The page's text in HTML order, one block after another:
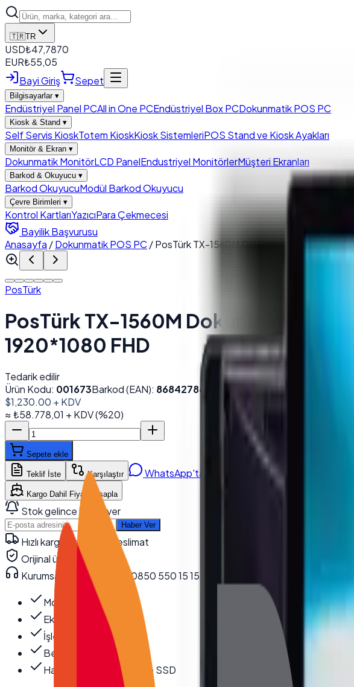
🇹🇷TR
USD₺47,7870
EUR₺55,05
Bayi Giriş
Sepet
Bilgisayarlar ▾
Endüstriyel Panel PCAll in One PCEndüstriyel Box PCDokunmatik POS PC
Kiosk & Stand ▾
Self Servis KioskTotem KioskKiosk SistemleriPOS Stand ve Kiosk Ayakları
Monitör & Ekran ▾
Dokunmatik MonitörLCD PanelEndustriyel MonitörlerMüşteri Ekranları
Barkod & Okuyucu ▾
Barkod OkuyucuModül Barkod Okuyucu
Çevre Birimleri ▾
Kontrol KartlarıYazıcıPara Çekmecesi
Bayilik Başvurusu
Anasayfa /Dokunmatik POS PC/PosTürk TX-1560M Dokunmatik POS PC
PosTürk
PosTürk TX-1560M Dokunmatik POS
1920*1080 FHD
Tedarik edilir
Ürün Kodu: 001673Barkod (EAN): 8684278850622
$1,230.00 + KDV
≈₺58.778,01 + KDV(%20)
Sepete ekle
Teklif İste Karşılaştır WhatsApp'tan Sor
Kargo Dahil Fiyat Hesapla
Stok gelince haber ver
Haber Ver
Hızlı kargo · kurumsal teslimat
Orijinal ürün · garanti
Kurumsal teknik destek
· 0850 550 15 15
Model
TX-1560M
Ekran Boyutu :
İşlemci
i7 10710U
Bellek
8 GB DDR4
Hard Disk
256 GB NVMe SSD